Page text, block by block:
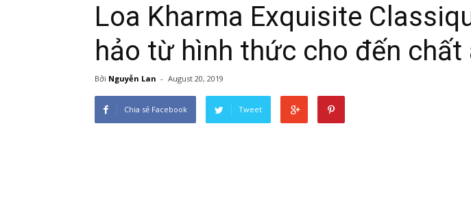
Loa Kharma Exquisite
hảo từ hình thức cho đến chất
Bởi Nguyễn Lan - August 20, 2019
Chia sẻ Facebook Tweet